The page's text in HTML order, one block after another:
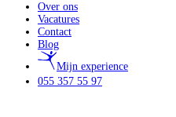
Over ons
Vacatures
Contact
Blog
Mijn experience
055 357 55 97